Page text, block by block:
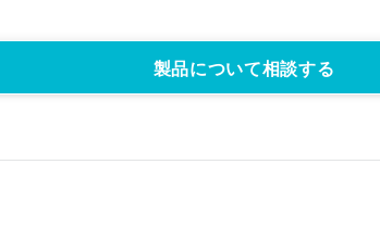
製品について相談する